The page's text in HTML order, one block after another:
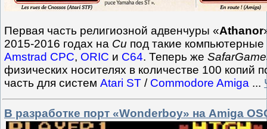
Первая часть религиозной адвенчуры «Athanor
2015-2016 годах на Си под такие
Amstrad CPC, ORIC и C64. Теперь же
физических носителях в количестве 100 копий
часть для систем Atari ST / Commodore Amiga ...
В разработке порт «Wonderboy» на Amiga